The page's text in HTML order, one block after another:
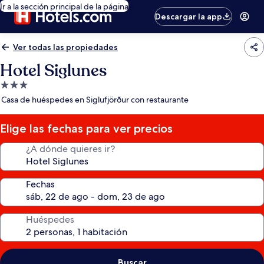
Ir a la sección principal de la página
Descargar la app
Ver todas las propiedades
Hotel Siglunes
Propiedad
de
estrellas
Casa de huéspedes en Siglufjörður con restaurante
Elige las fechas para ver precios
¿A dónde quieres ir?
Fechas
Huéspedes